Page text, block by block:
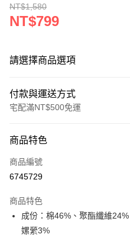
NT$1,580
NT$799
請選擇商品選項
付款與運送方式
宅配滿NT$500免運
信用卡一次付款
LINE Pay
街口支付
悠遊付
商品特色
商品編號
6745729
商品特色
成份：棉46%、聚酯纖維
嫘縈3%